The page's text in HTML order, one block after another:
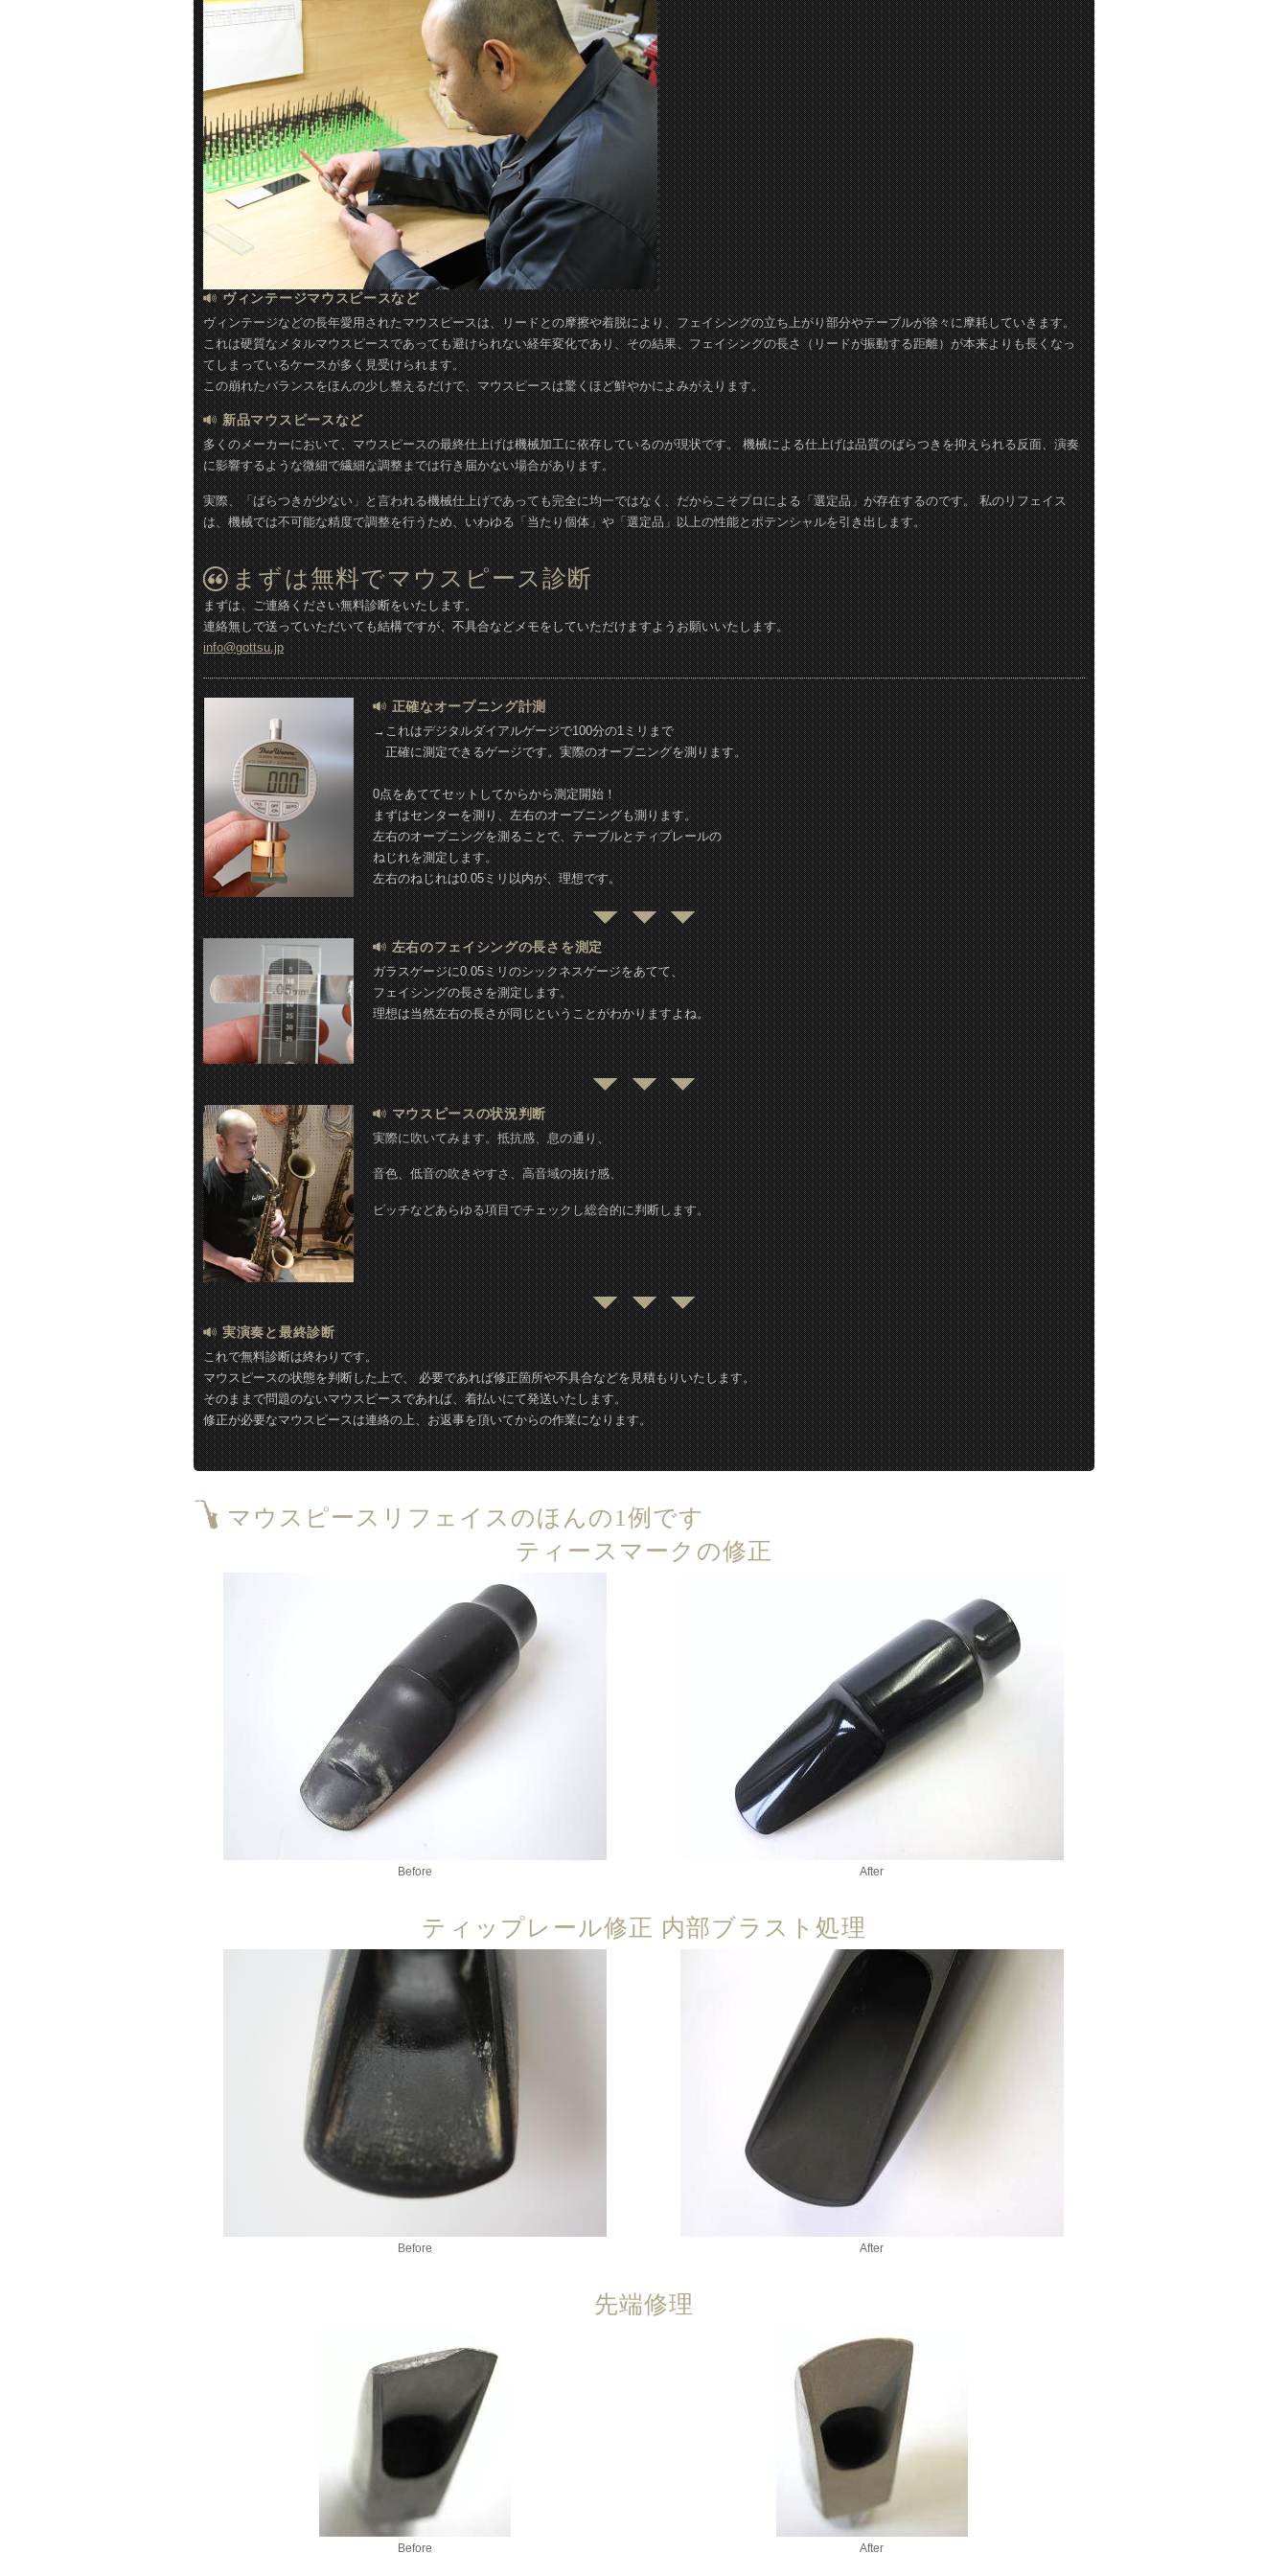
ヴィンテージマウスピースなど
ヴィンテージなどの長年愛用されたマウスピースは、リードとの摩擦や着脱により、フェイシングの立ち上がり部分やテーブルが徐々に摩耗していきます。
これは硬質なメタルマウスピースであっても避けられない経年変化であり、その結果、フェイシングの長さ（リードが振動する距離）が本来よりも長くなっ
てしまっているケースが多く見受けられます。
この崩れたバランスをほんの少し整えるだけで、マウスピースは驚くほど鮮やかによみがえります。
新品マウスピースなど
多くのメーカーにおいて、マウスピースの最終仕上げは機械加工に依存しているのが現状です。 機械による仕上げは品質のばらつきを抑えられる反面、演奏
に影響するような微細で繊細な調整までは行き届かない場合があります。
実際、「ばらつきが少ない」と言われる機械仕上げであっても完全に均一ではなく、だからこそプロによる「選定品」が存在するのです。 私のリフェイス
は、機械では不可能な精度で調整を行うため、いわゆる「当たり個体」や「選定品」以上の性能とポテンシャルを引き出します。
まずは無料でマウスピース診断
まずは、ご連絡ください無料診断をいたします。
連絡無しで送っていただいても結構ですが、不具合などメモをしていただけますようお願いいたします。
info@gottsu.jp
正確なオープニング計測
→これはデジタルダイアルゲージで100分の1ミリまで
正確に測定できるゲージです。実際のオープニングを測ります。
0点をあててセットしてからから測定開始！
まずはセンターを測り、左右のオープニングも測ります。
左右のオープニングを測ることで、テーブルとティプレールの
ねじれを測定します。
左右のねじれは0.05ミリ以内が、理想です。
左右のフェイシングの長さを測定
ガラスゲージに0.05ミリのシックネスゲージをあてて、
フェイシングの長さを測定します。
理想は当然左右の長さが同じということがわかりますよね。
マウスピースの状況判断
実際に吹いてみます。抵抗感、息の通り、
音色、低音の吹きやすさ、高音域の抜け感、
ピッチなどあらゆる項目でチェックし総合的に判断します。
実演奏と最終診断
これで無料診断は終わりです。
マウスピースの状態を判断した上で、 必要であれば修正箇所や不具合などを見積もりいたします。
そのままで問題のないマウスピースであれば、着払いにて発送いたします。
修正が必要なマウスピースは連絡の上、お返事を頂いてからの作業になります。
マウスピースリフェイスのほんの1例です
ティースマークの修正
Before After
ティップレール修正 内部ブラスト処理
Before After
先端修理
Before After